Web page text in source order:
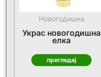
Новогодишна
Украс новогодишна
елка
прегледај